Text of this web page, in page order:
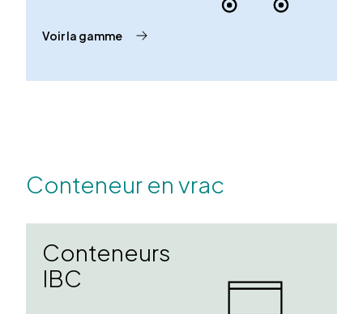
Voir la gamme
Conteneur en vrac
Conteneurs
IBC